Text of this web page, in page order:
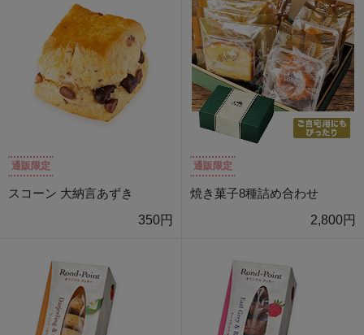
通販限定
スコーン 大納言あずき
350円
通販限定
焼き菓子8種詰め合わせ
2,800円